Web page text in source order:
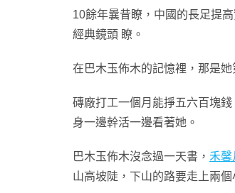
10餘年曩昔瞭，中國的長足提
經典鏡頭 瞭。
在巴木玉佈木的記憶裡，那是
磚廠打工一個月能掙五六百塊
身一邊幹活一邊看著她。
巴木玉佈木沒念過一天書， 禾馨
山高坡陡，下山的路要走上兩